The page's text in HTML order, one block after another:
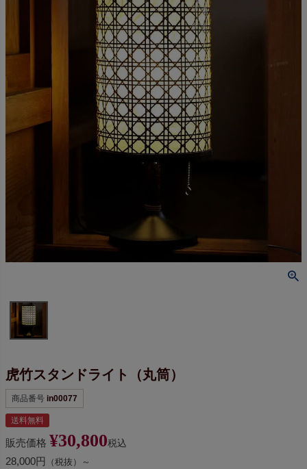
虎竹スタンドライト（丸筒）
商品番号 in00077
送料無料
販売価格 ¥30,800税込
28,000円 （税抜）～